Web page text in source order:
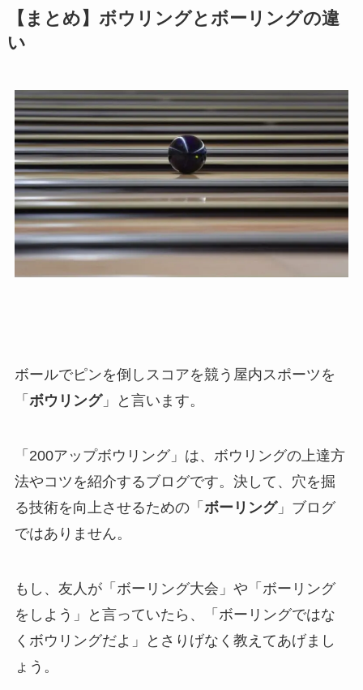
【まとめ】ボウリングとボーリングの違
い
ボールでピンを倒しスコアを競う屋内スポーツを
「 ボウリング」と言います。
「200アップボウリング」は、ボウリングの上達方
法やコツを紹介するブログです。決して、穴を掘
る技術を向上させるための「 ボーリング」ブログ
ではありません。
もし、友人が「ボーリング大会」や「ボーリング
をしよう」と言っていたら、「ボーリングではな
くボウリングだよ」とさりげなく教えてあげまし
ょう。